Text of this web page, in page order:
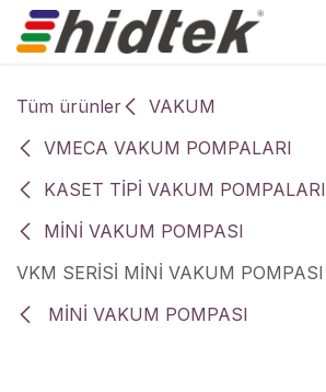
İçereği Atla
Tüm ürünler
VAKUM
VMECA VAKUM POMPALARI
KASET TİPİ VAKUM POMPALARI
MİNİ VAKUM POMPASI
VKM SERİSİ MİNİ VAKUM POMPASI
MİNİ VAKUM POMPASI